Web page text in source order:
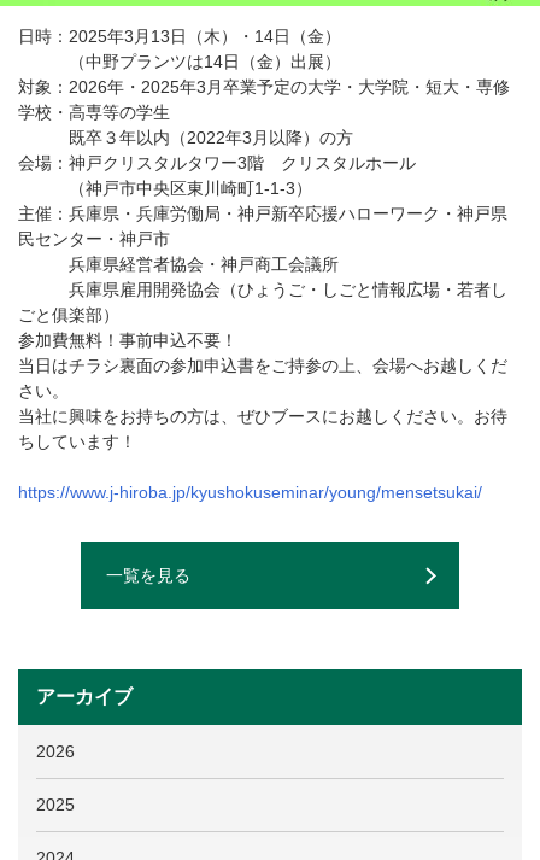
日時：2025年3月13日（木）・14日（金）
（中野プランツは14日（金）出展）
対象：2026年・2025年3月卒業予定の大学・大学院・短大・専修
学校・高専等の学生
既卒３年以内（2022年3月以降）の方
会場：神戸クリスタルタワー3階 クリスタルホール
（神戸市中央区東川崎町1-1-3）
主催：兵庫県・兵庫労働局・神戸新卒応援ハローワーク・神戸県
民センター・神戸市
兵庫県経営者協会・神戸商工会議所
兵庫県雇用開発協会（ひょうご・しごと情報広場・若者し
ごと俱楽部）
参加費無料！事前申込不要！
当日はチラシ裏面の参加申込書をご持参の上、会場へお越しくだ
さい。
当社に興味をお持ちの方は、ぜひブースにお越しください。お待
ちしています！
https://www.j-hiroba.jp/kyushokuseminar/young/mensetsukai/
一覧を見る
アーカイブ
2026
2025